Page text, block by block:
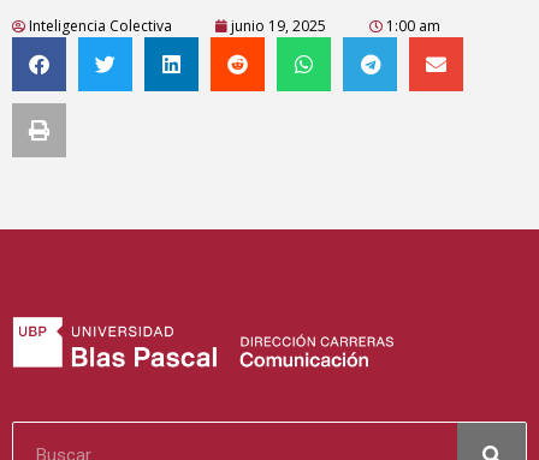
Inteligencia Colectiva junio 19, 2025 1:00 am